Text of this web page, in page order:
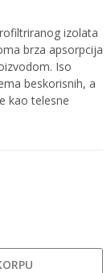
izolata
brza apsorpcija
Iso
beskorisnih, a
kao telesne